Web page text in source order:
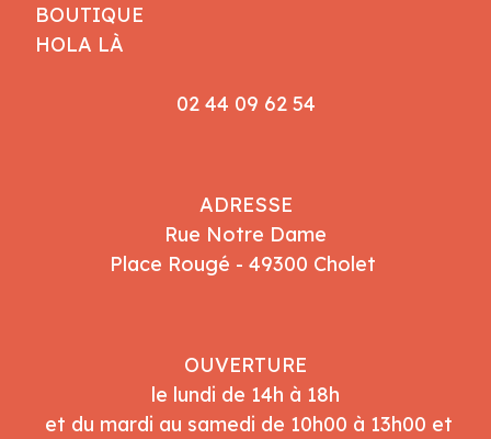
BOUTIQUE
HOLA LÀ
02 44 09 62 54
ADRESSE
Rue Notre Dame
Place Rougé - 49300 Cholet
OUVERTURE
le lundi de 14h à 18h
et du mardi au samedi de 10h00 à 13h00 et